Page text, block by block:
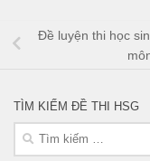
Đề luyện thi học
TÌM KIẾM ĐỀ THI HSG
Tìm
kiếm